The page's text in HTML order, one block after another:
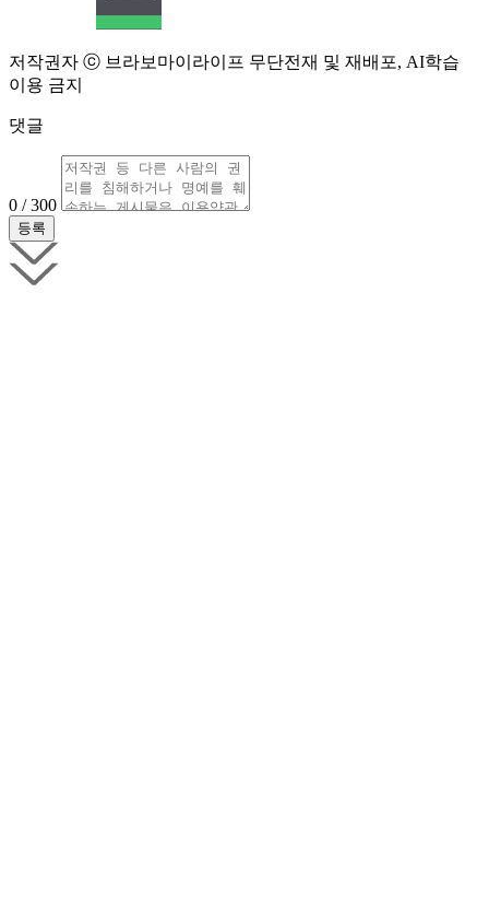
저작권자 ⓒ 브라보마이라이프 무단전재 및 재배포, AI학습
이용 금지
댓글
0 / 300